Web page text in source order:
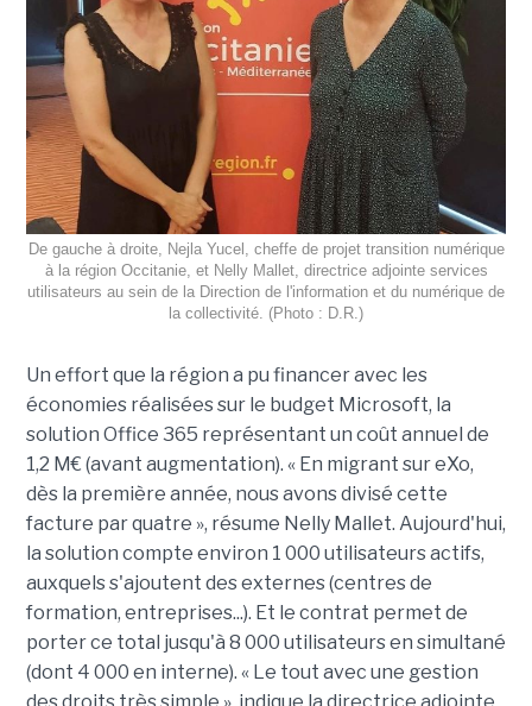
De gauche à droite, Nejla Yucel, cheffe de projet transition numérique
à la région Occitanie, et Nelly Mallet, directrice adjointe services
utilisateurs au sein de la Direction de l'information et du numérique de
la collectivité. (Photo : D.R.)
Un effort que la région a pu financer avec les
économies réalisées sur le budget Microsoft, la
solution Office 365 représentant un coût annuel de
1,2 M€ (avant augmentation). « En migrant sur eXo,
dès la première année, nous avons divisé cette
facture par quatre », résume Nelly Mallet. Aujourd'hui,
la solution compte environ 1 000 utilisateurs actifs,
auxquels s'ajoutent des externes (centres de
formation, entreprises...). Et le contrat permet de
porter ce total jusqu'à 8 000 utilisateurs en simultané
(dont 4 000 en interne). « Le tout avec une gestion